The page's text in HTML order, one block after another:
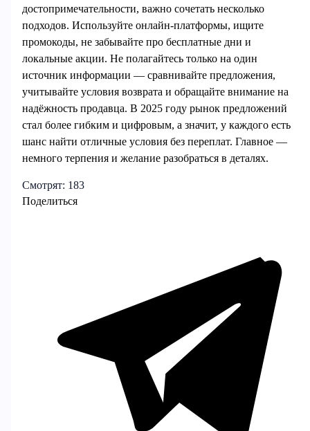
достопримечательности, важно сочетать несколько
подходов. Используйте онлайн-платформы, ищите
промокоды, не забывайте про бесплатные дни и
локальные акции. Не полагайтесь только на один
источник информации — сравнивайте предложения,
учитывайте условия возврата и обращайте внимание на
надёжность продавца. В 2025 году рынок предложений
стал более гибким и цифровым, а значит, у каждого есть
шанс найти отличные условия без переплат. Главное —
немного терпения и желание разобраться в деталях.
Смотрят: 183
Поделиться